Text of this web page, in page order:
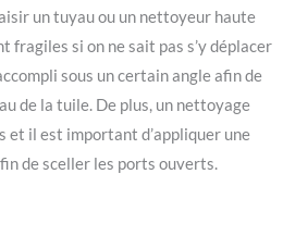
un tuyau ou un nettoyeur haute
fragiles si on ne sait pas s’y déplacer
sous un certain angle afin de
de la tuile. De plus, un nettoyage
et il est important d’appliquer une
de sceller les ports ouverts.